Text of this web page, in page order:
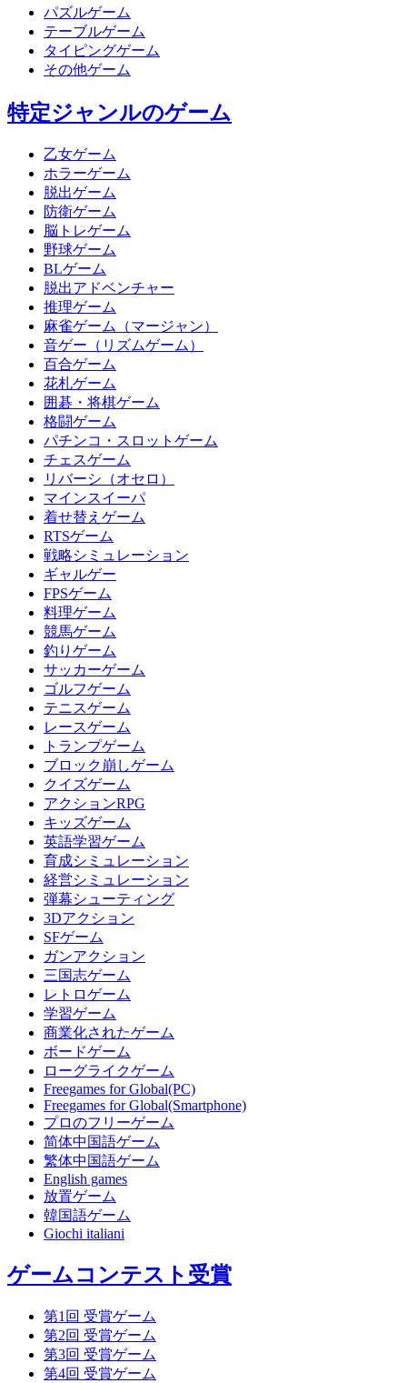
パズルゲーム
テーブルゲーム
タイピングゲーム
その他ゲーム
特定ジャンルのゲーム
乙女ゲーム
ホラーゲーム
脱出ゲーム
防衛ゲーム
脳トレゲーム
野球ゲーム
BLゲーム
脱出アドベンチャー
推理ゲーム
麻雀ゲーム（マージャン）
音ゲー（リズムゲーム）
百合ゲーム
花札ゲーム
囲碁・将棋ゲーム
格闘ゲーム
パチンコ・スロットゲーム
チェスゲーム
リバーシ（オセロ）
マインスイーパ
着せ替えゲーム
RTSゲーム
戦略シミュレーション
ギャルゲー
FPSゲーム
料理ゲーム
競馬ゲーム
釣りゲーム
サッカーゲーム
ゴルフゲーム
テニスゲーム
レースゲーム
トランプゲーム
ブロック崩しゲーム
クイズゲーム
アクションRPG
キッズゲーム
英語学習ゲーム
育成シミュレーション
経営シミュレーション
弾幕シューティング
3Dアクション
SFゲーム
ガンアクション
三国志ゲーム
レトロゲーム
学習ゲーム
商業化されたゲーム
ボードゲーム
ローグライクゲーム
Freegames for Global(PC)
Freegames for Global(Smartphone)
プロのフリーゲーム
简体中国語ゲーム
繁体中国語ゲーム
English games
放置ゲーム
韓国語ゲーム
Giochi italiani
ゲームコンテスト受賞
第1回 受賞ゲーム
第2回 受賞ゲーム
第3回 受賞ゲーム
第4回 受賞ゲーム